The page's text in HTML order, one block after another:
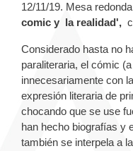
12/11/19. Mesa
comic y la realidad',
Considerado hasta no
paraliteraria, el cómic
innecesariamente con
expresión literaria de
chocando que se use
han hecho biografías y
también se interpela a